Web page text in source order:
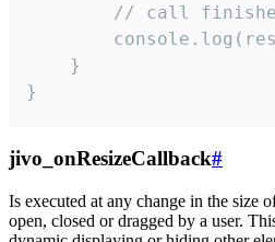
// call
    }
}
jivo_onResizeCallback#
Is executed at any change in the size
open, closed or dragged by a user.